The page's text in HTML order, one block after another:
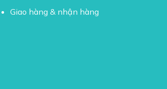
Giao hàng & nhận hàng